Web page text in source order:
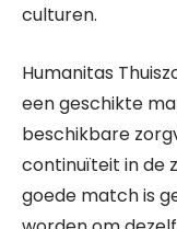
culturen.
Humanitas
een geschikte
beschikbare
continuïteit in de
goede match is